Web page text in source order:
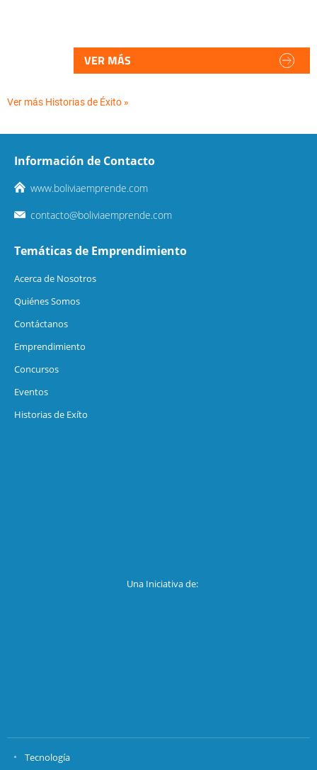
VER MÁS
Ver más Historias de Éxito »
Información de Contacto
www.boliviaemprende.com
contacto@boliviaemprende.com
Temáticas de Emprendimiento
Acerca de Nosotros
Quiénes Somos
Contáctanos
Emprendimiento
Concursos
Eventos
Historias de Exíto
Una Iniciativa de:
Tecnología